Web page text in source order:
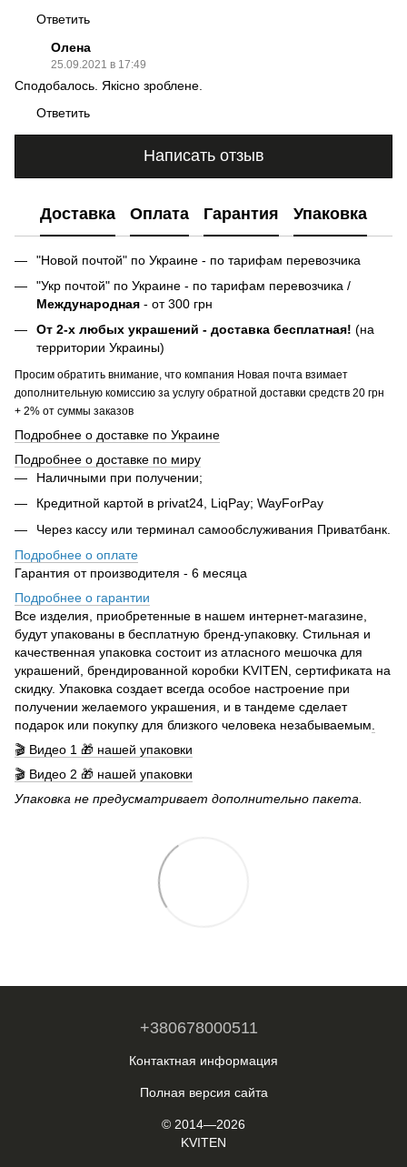
Ответить
Олена
25.09.2021 в 17:49
Сподобалось. Якiсно зроблене.
Ответить
Написать отзыв
Доставка Оплата Гарантия Упаковка
"Новой почтой" по Украине - по тарифам перевозчика
"Укр почтой" по Украине - по тарифам перевозчика /
Международная - от 300 грн
От 2-х любых украшений - доставка бесплатная! (на
территории Украины)
Просим обратить внимание, что компания Новая почта взимает
дополнительную комиссию за услугу обратной доставки средств 20 грн
+ 2% от суммы заказов
Подробнее о доставке по Украине
Подробнее о доставке по миру
Наличными при получении;
Кредитной картой в privat24, LiqPay; WayForPay
Через кассу или терминал самообслуживания Приватбанк.
Подробнее о оплате
Гарантия от производителя - 6 месяца
Подробнее о гарантии
Все изделия, приобретенные в нашем интернет-магазине,
будут упакованы в бесплатную бренд-упаковку. Стильная и
качественная упаковка состоит из атласного мешочка для
украшений, брендированной коробки KVITEN, сертификата на
скидку. Упаковка создает всегда особое настроение при
получении желаемого украшения, и в тандеме сделает
подарок или покупку для близкого человека незабываемым
🎬 Видео 1 🎁 нашей упаковки
🎬 Видео 2 🎁 нашей упаковки
Упаковка не предусматривает дополнительно пакета.
+380678000511
Контактная информация
Полная версия сайта
© 2014—2026
KVITEN